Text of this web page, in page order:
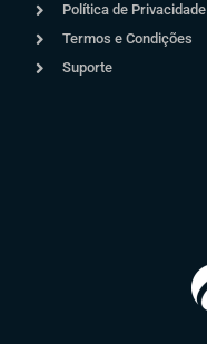
Política de Privacidade
Termos e Condições
Suporte